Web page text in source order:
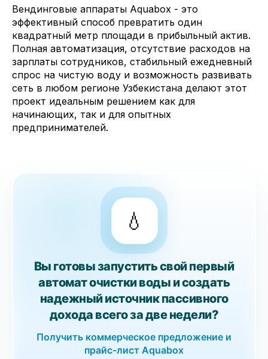
Вендинговые аппараты Aquabox - это
эффективный способ превратить один
квадратный метр площади в прибыльный актив.
Полная автоматизация, отсутствие расходов на
зарплаты сотрудников, стабильный ежедневный
спрос на чистую воду и возможность развивать
сеть в любом регионе Узбекистана делают этот
проект идеальным решением как для
начинающих, так и для опытных
предпринимателей.
💧
Вы готовы запустить свой первый
автомат очистки воды и создать
надежный источник пассивного
дохода всего за две недели?
Получить коммерческое предложение и
прайс-лист Aquabox